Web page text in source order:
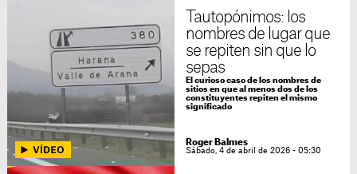
Tautopónimos: los
nombres de lugar que
se repiten sin que lo
sepas
El curioso caso de los nombres de
sitios en que al menos dos de los
constituyentes repiten el mismo
significado
Roger Balmes
Sábado, 4 de abril de 2026 - 05:30